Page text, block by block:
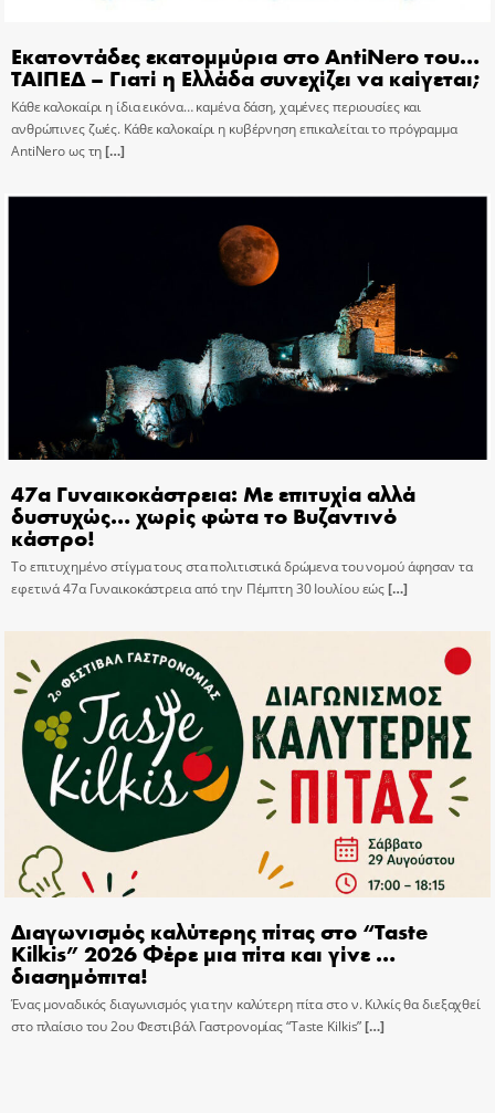
Εκατοντάδες εκατομμύρια στο AntiNero του…
ΤΑΙΠΕΔ – Γιατί η Ελλάδα συνεχίζει να καίγεται;
Κάθε καλοκαίρι η ίδια εικόνα… καμένα δάση, χαμένες περιουσίες και
ανθρώπινες ζωές. Κάθε καλοκαίρι η κυβέρνηση επικαλείται το πρόγραμμα
AntiNero ως τη[…]
47α Γυναικοκάστρεια: Με επιτυχία αλλά
δυστυχώς… χωρίς φώτα το Βυζαντινό
κάστρο!
Το επιτυχημένο στίγμα τους στα πολιτιστικά δρώμενα του νομού άφησαν τα
εφετινά 47α Γυναικοκάστρεια από την Πέμπτη 30 Ιουλίου εώς[…]
Διαγωνισμός καλύτερης πίτας στο “Taste
Kilkis” 2026 Φέρε μια πίτα και γίνε …
διασημόπιτα!
Ένας μοναδικός διαγωνισμός για την καλύτερη πίτα στο ν. Κιλκίς θα διεξαχθεί
στο πλαίσιο του 2ου Φεστιβάλ Γαστρονομίας “Taste Kilkis”[…]